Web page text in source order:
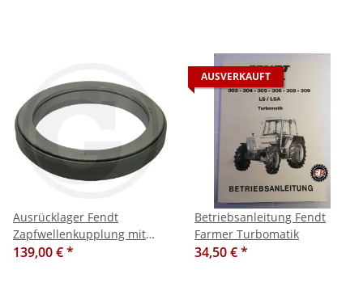
Ausrücklager Fendt
Zapfwellenkupplung mit
Anlaufring Ø
139,00 €*
AUSVERKAUFT
Betriebsanleitung Fendt
Farmer Turbomatik
34,50 €*